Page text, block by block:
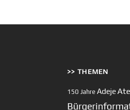
>> THEMEN
150 Jahre Adeje